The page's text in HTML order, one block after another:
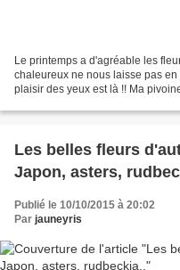
Le printemps a d'agréable les
chaleureux ne nous laisse pas
plaisir des yeux est là !! Ma
Les belles fleurs
Japon, asters,
Publié le 10/10/2015 à 20:02
Par jauneyris